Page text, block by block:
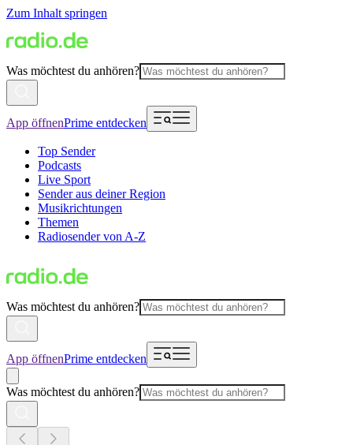
Zum Inhalt springen
Was möchtest du anhören?
App öffnenPrime entdecken
Top Sender
Podcasts
Live Sport
Sender aus deiner Region
Musikrichtungen
Themen
Radiosender von A-Z
Was möchtest du anhören?
App öffnenPrime entdecken
Was möchtest du anhören?